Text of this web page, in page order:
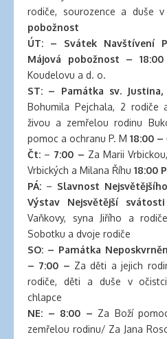
auckland
clothes
fuentes
extensions
walmart
banana
natural
rodiče, sourozence a duše
pobožnost
ÚT: – Svátek Navštívení
Májová pobožnost –
Koudelovu a d. o.
ST: – Památka sv.
Bohumila Pejchala, 2 rodiče
živou a zemřelou rodinu
pomoc a ochranu P. M 18:00 –
Čt: – 7:00 – Za Marii
Vrbických a Milana Říhu 18:00
PÁ: – Slavnost
Výstav Nejsvětější
Vaňkovy, syna Jiřího a
Sobotku a dvoje rodiče
SO: – Památka
– 7:00 – Za děti a jejich
rodiče, děti a duše v
chlapce
NE: – 8:00 – Za Boží
zemřelou rodinu/ Za Jana